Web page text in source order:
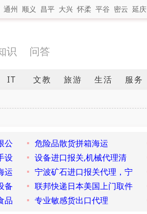
通州 顺义 昌平 大兴 怀柔 平谷 密云 延庆
识 问答
IT 文教 旅游 生活 服务
公 危险品散货拼箱海运
设 设备进口报关,机械代理清
运 宁波矿石进口报关代理，宁
备 联邦快递日本美国上门取件
品 专业敏感货出口代理